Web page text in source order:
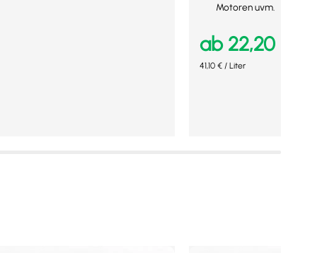
Motoren uvm.
ab 22,20
41,10 €/ Liter